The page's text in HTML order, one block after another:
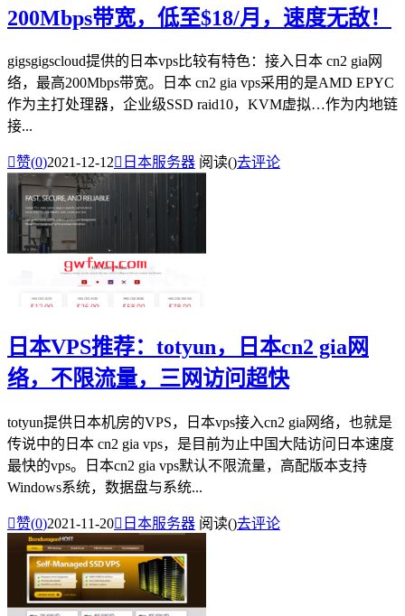
200Mbps带宽，低至$18/月，速度无敌！
gigsgigscloud提供的日本vps比较有特色：接入日本 cn2 gia网
络，最高200Mbps带宽。日本 cn2 gia vps采用的是AMD EPYC
作为主打处理器，企业级SSD raid10，KVM虚拟…作为内地链
接...
赞(0)2021-12-12 日本服务器 阅读()去评论
日本VPS推荐：totyun，日本cn2 gia网
络，不限流量，三网访问超快
totyun提供日本机房的VPS，日本vps接入cn2 gia网络，也就是
传说中的日本 cn2 gia vps，是目前为止中国大陆访问日本速度
最快的vps。日本cn2 gia vps默认不限流量，高配版本支持
Windows系统，数据盘与系统...
赞(0)2021-11-20 日本服务器 阅读()去评论